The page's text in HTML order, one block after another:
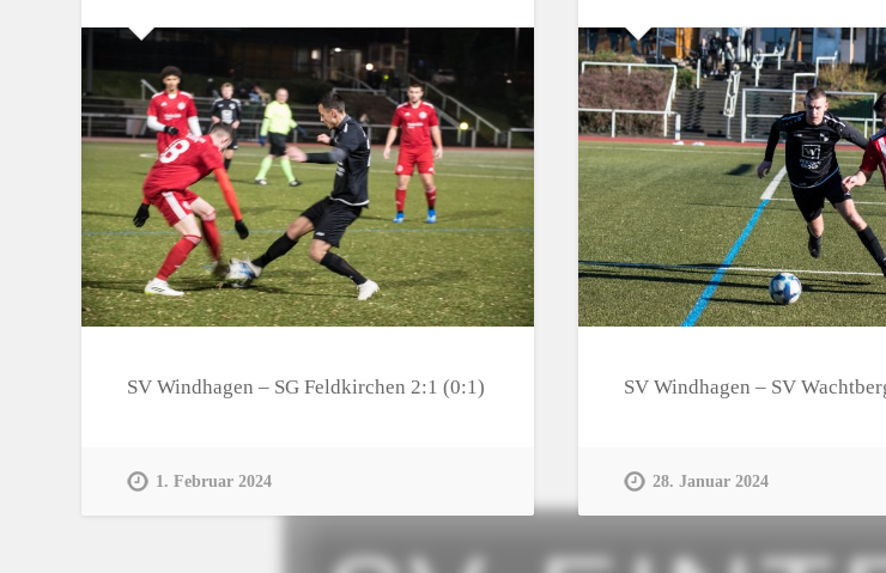
SV Windhagen – SG Feldkirchen 2:1 (0:1)
1. Februar 2024
SV Windhagen – SV
28. Januar 2024